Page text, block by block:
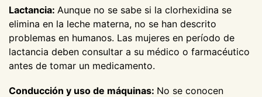
Lactancia: Aunque no se sabe si la clorhexidina se
elimina en la leche materna, no se han descrito
problemas en humanos. Las mujeres en período de
lactancia deben consultar a su médico o farmacéutico
antes de tomar un medicamento.
Conducción y uso de máquinas: No se conocen